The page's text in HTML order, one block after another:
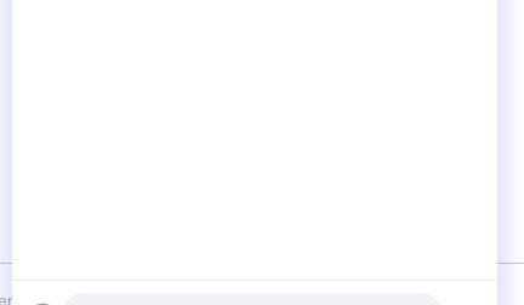
Energy Technology Co., Ltd. . Todos los derechos